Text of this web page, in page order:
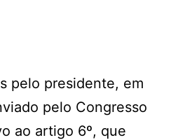
pelo presidente, em
pelo Congresso
ao artigo 6º, que